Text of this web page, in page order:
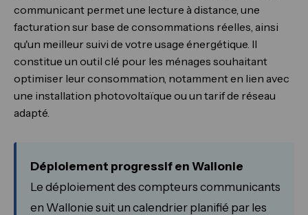
communicant permet une lecture à distance, une
facturation sur base de consommations réelles, ainsi
qu'un meilleur suivi de votre usage énergétique. Il
constitue un outil clé pour les ménages souhaitant
optimiser leur consommation, notamment en lien avec
une installation photovoltaïque ou un tarif de réseau
adapté.
Déploiement progressif en Wallonie
Le déploiement des compteurs communicants
en Wallonie suit un calendrier planifié par les